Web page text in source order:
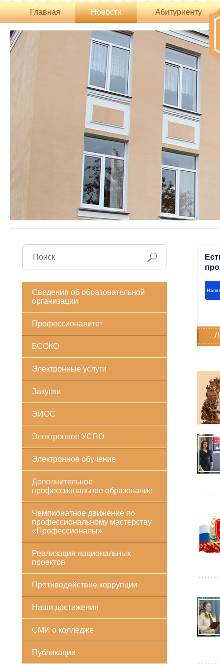
Главная Новости Абитуриенту
Сведения об образовательной
организации
Профессионалитет
ВСОКО
Электронные услуги
Закупки
ЭИОС
Электронное УСПО
Электронное обучение
Дополнительное
профессиональное образование
Чемпионатное движение по
профессиональному мастерству
«Профессионалы»
Реализация национальных
проектов
Противодействие коррупции
Наши достижения
СМИ о колледже
Публикации